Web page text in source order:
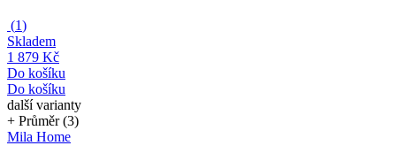
(1)
Skladem
1 879 Kč
Do košíku
Do košíku
další varianty
+ Průměr (3)
Mila Home